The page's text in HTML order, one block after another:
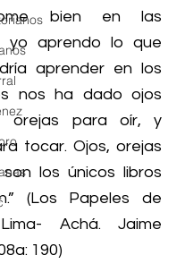
bien en las
yo aprendo lo que
aprender en los
nos ha dado ojos
orejas para oír, y
tocar. Ojos, orejas
los únicos libros
(Los Papeles de
Achá. Jaime
190)